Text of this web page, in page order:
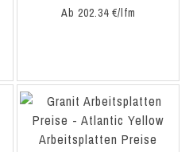
Ab 202.34 €/lfm